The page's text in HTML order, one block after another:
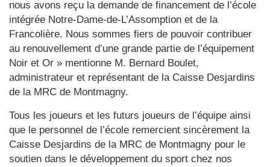
nous avons reçu la demande de financement de l’école
intégrée Notre-Dame-de-L’Assomption et de la
Francolière. Nous sommes fiers de pouvoir contribuer
au renouvellement d’une grande partie de l’équipement
Noir et Or » mentionne M. Bernard Boulet,
administrateur et représentant de la Caisse Desjardins
de la MRC de Montmagny.
Tous les joueurs et les futurs joueurs de l’équipe ainsi
que le personnel de l’école remercient sincèrement la
Caisse Desjardins de la MRC de Montmagny pour le
soutien dans le développement du sport chez nos